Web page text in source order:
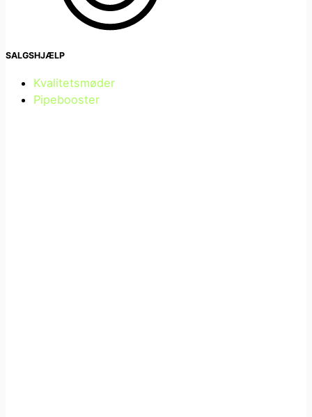
SALGSHJÆLP
Kvalitetsmøder
Pipebooster